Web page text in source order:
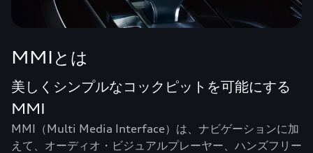
MMIとは
美しくシンプルなコックピットを可能にする
MMI
MMI（Multi Media Interface）は、ナビゲーションに加
えて、オーディオ・ビジュアルプレーヤー、ハンズフリー